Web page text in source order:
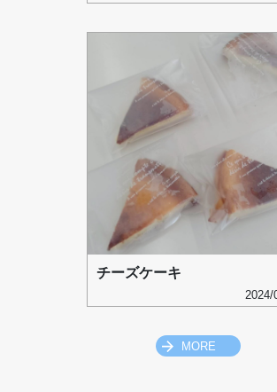
チーズケーキ
2024/
MORE